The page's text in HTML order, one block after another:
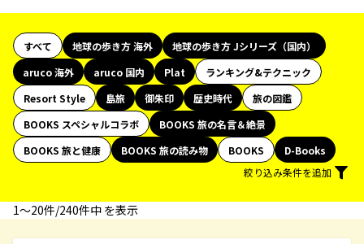
すべて 地球の歩き方 海外
地球の歩き方 Jシリーズ（国内）
aruco 海外
aruco 国内 Plat
ランキング&テクニック
Resort Style
島旅 御朱印 歴史時代
旅の図鑑
BOOKS スペシャルコラボ
BOOKS 旅の名言＆絶景
BOOKS 旅と健康
BOOKS 旅の読み物 BOOKS
D-Books
絞り込み条件を追加
1〜20件/240件中 を表示